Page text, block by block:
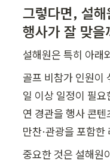
그렇다면, 설
행사가 잘 맞을
설해원은 특히 아래
골프 비참가 인원이
일 이상 일정이 필
연 경관을 행사 콘
만찬·관광을 포함한
중요한 것은 설해원